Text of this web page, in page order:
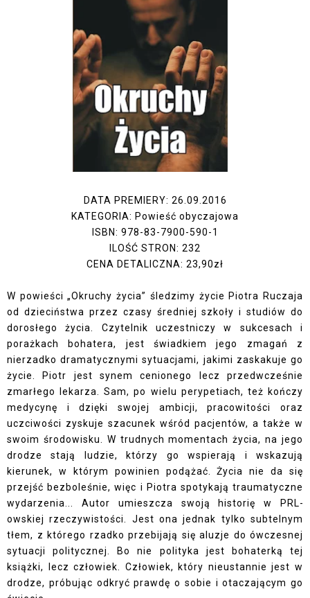
DATA PREMIERY: 26.09.2016
KATEGORIA: Powieść obyczajowa
ISBN: 978-83-7900-590-1
ILOŚĆ STRON: 232
CENA DETALICZNA: 23,90zł
W powieści „Okruchy życia” śledzimy życie Piotra Ruczaja
od dzieciństwa przez czasy średniej szkoły i studiów do
dorosłego życia. Czytelnik uczestniczy w sukcesach i
porażkach bohatera, jest świadkiem jego zmagań z
nierzadko dramatycznymi sytuacjami, jakimi zaskakuje go
życie. Piotr jest synem cenionego lecz przedwcześnie
zmarłego lekarza. Sam, po wielu perypetiach, też kończy
medycynę i dzięki swojej ambicji, pracowitości oraz
uczciwości zyskuje szacunek wśród pacjentów, a także w
swoim środowisku. W trudnych momentach życia, na jego
drodze stają ludzie, którzy go wspierają i wskazują
kierunek, w którym powinien podążać. Życia nie da się
przejść bezboleśnie, więc i Piotra spotykają traumatyczne
wydarzenia... Autor umieszcza swoją historię w PRL­
owskiej rzeczywistości. Jest ona jednak tylko subtelnym
tłem, z którego rzadko przebijają się aluzje do ówczesnej
sytuacji politycznej. Bo nie polityka jest bohaterką tej
książki, lecz człowiek. Człowiek, który nieustannie jest w
drodze, próbując odkryć prawdę o sobie i otaczającym go